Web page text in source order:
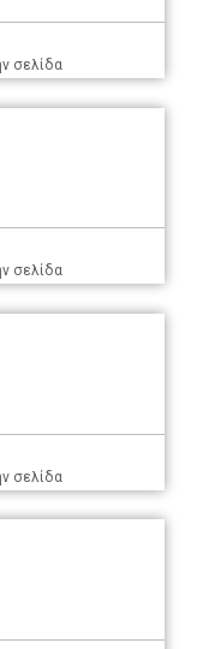
σελίδα
σελίδα
σελίδα